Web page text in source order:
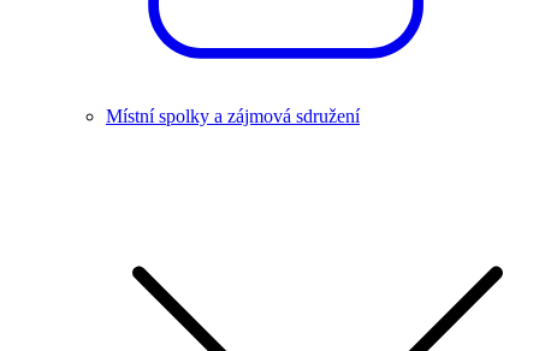
Místní spolky a zájmová sdružení